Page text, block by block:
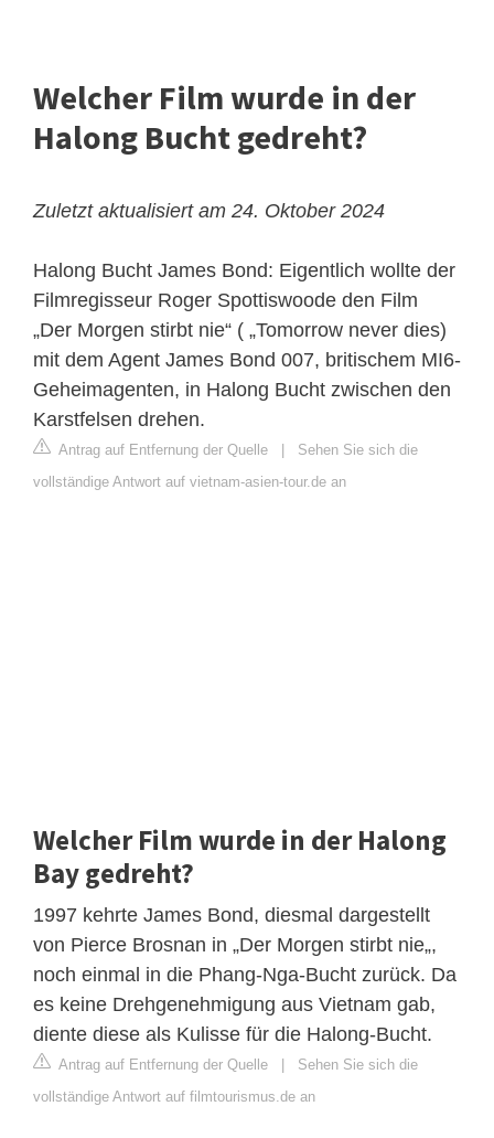
Welcher Film wurde in der
Halong Bucht gedreht?
Zuletzt aktualisiert am 24. Oktober 2024
Halong Bucht James Bond: Eigentlich wollte der
Filmregisseur Roger Spottiswoode den Film
„Der Morgen stirbt nie“ ( „Tomorrow never dies)
mit dem Agent James Bond 007, britischem MI6-
Geheimagenten, in Halong Bucht zwischen den
Karstfelsen drehen.
Antrag auf Entfernung der Quelle
Sehen Sie sich die
vollständige Antwort auf vietnam-asien-tour.de an
Welcher Film wurde in der Halong
Bay gedreht?
1997 kehrte James Bond, diesmal dargestellt
von Pierce Brosnan in „Der Morgen stirbt nie„,
noch einmal in die Phang-Nga-Bucht zurück. Da
es keine Drehgenehmigung aus Vietnam gab,
diente diese als Kulisse für die Halong-Bucht.
Antrag auf Entfernung der Quelle
Sehen Sie sich die
vollständige Antwort auf filmtourismus.de an